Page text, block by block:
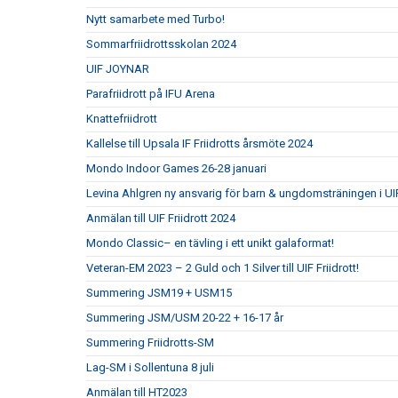
Nytt samarbete med Turbo!
Sommarfriidrottsskolan 2024
UIF JOYNAR
Parafriidrott på IFU Arena
Knattefriidrott
Kallelse till Upsala IF Friidrotts årsmöte 2024
Mondo Indoor Games 26-28 januari
Levina Ahlgren ny ansvarig för barn & ungdomsträningen i
Anmälan till UIF Friidrott 2024
Mondo Classic– en tävling i ett unikt galaformat!
Veteran-EM 2023 – 2 Guld och 1 Silver till UIF Friidrott!
Summering JSM19 + USM15
Summering JSM/USM 20-22 + 16-17 år
Summering Friidrotts-SM
Lag-SM i Sollentuna 8 juli
Anmälan till HT2023